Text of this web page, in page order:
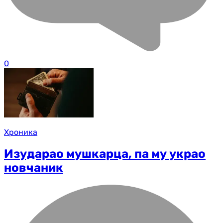
0
Хроника
Изударао мушкарца, па му украо
новчаник